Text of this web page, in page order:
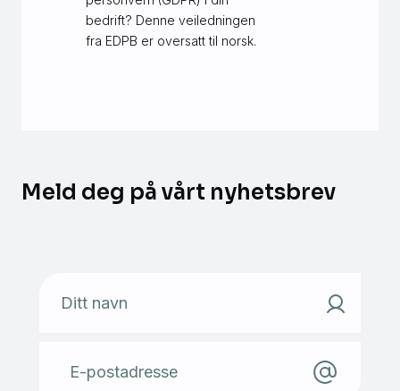
bedrift? Denne veiledningen
fra EDPB er oversatt til norsk.
Meld deg på vårt nyhetsbrev
Ditt navn
E-postadresse